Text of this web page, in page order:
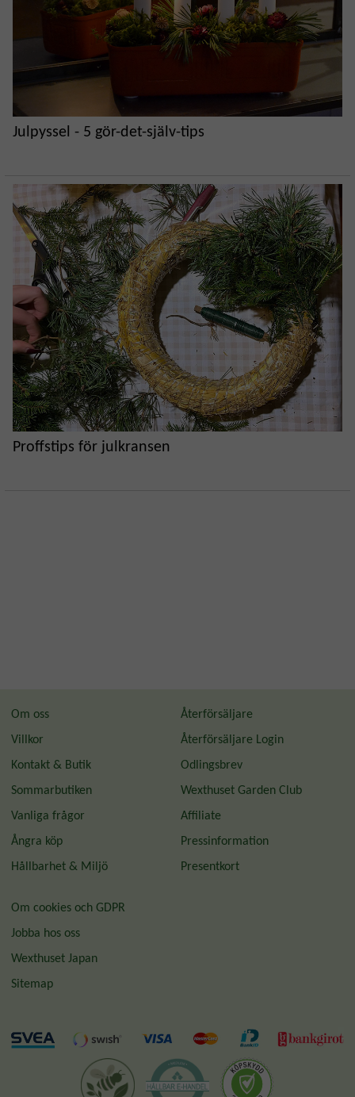
Julpyssel - 5 gör-det-själv-tips
Proffstips för julkransen
Om oss
Villkor
Kontakt & Butik
Sommarbutiken
Vanliga frågor
Ångra köp
Hållbarhet & Miljö
Återförsäljare
Återförsäljare Login
Odlingsbrev
Wexthuset Garden Club
Affiliate
Pressinformation
Presentkort
Om cookies och GDPR
Jobba hos oss
Wexthuset Japan
Sitemap